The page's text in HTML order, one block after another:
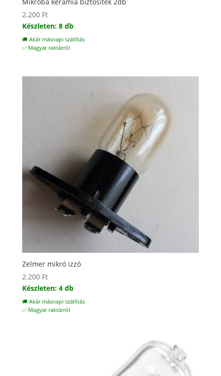
2.200 Ft
Készleten: 8 db
🚚 Akár másnapi szállítás
✅ Magyar raktárról
Zelmer mikró izzó
2.200 Ft
Készleten: 4 db
🚚 Akár másnapi szállítás
✅ Magyar raktárról